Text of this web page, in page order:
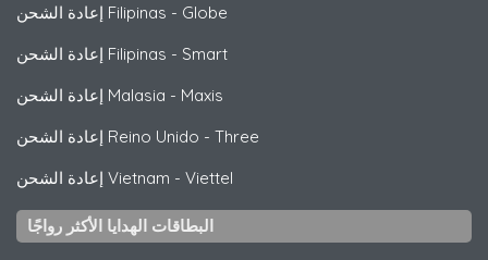
إعادة الشحن Filipinas - Globe
إعادة الشحن Filipinas - Smart
إعادة الشحن Malasia - Maxis
إعادة الشحن Reino Unido - Three
إعادة الشحن Vietnam - Viettel
البطاقات الهدايا الأكثر رواجًا